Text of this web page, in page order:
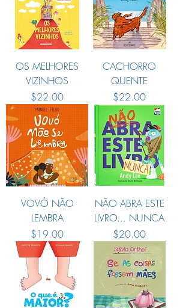
OS MELHORES
VIZINHOS
Preço
$22.00
CACHORRO
QUENTE
Preço
$22.00
VOVÓ NÃO
LEMBRA
Preço
$19.00
NÃO ABRA ESTE
LIVRO... NUNCA
Preço
$20.00